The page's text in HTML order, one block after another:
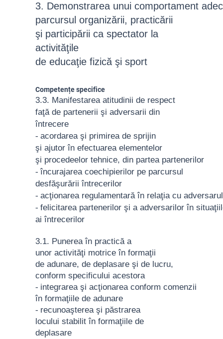
3. Demonstrarea unui comportament
parcursul organizării, practicării
şi participării ca spectator la
activităţile
de educaţie fizică şi sport
Competențe specifice
3.3. Manifestarea atitudinii de respect
faţă de partenerii şi adversarii din
întrecere
- acordarea şi primirea de sprijin
şi ajutor în efectuarea elementelor
şi procedeelor tehnice, din parteapartenerilor
- încurajarea coechipierilor pe parcursul
desfăşurării întrecerilor
- acţionarea regulamentară în relaţia cu adversarul
- felicitarea partenerilor şi aadversarilor în
ai întrecerilor
3.1. Punerea în practică a
unor activităţi motrice în formaţii
de adunare, de deplasare şi de lucru,
conform specificului acestora
- integrarea şi acţionarea conform comenzii
în formaţiile de adunare
- recunoaşterea şi păstrarea
locului stabilit în formaţiile de
deplasare